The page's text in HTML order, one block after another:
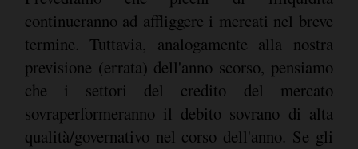
continueranno ad affliggere i mercati nel breve
termine. Tuttavia, analogamente alla nostra
previsione (errata) dell'anno scorso, pensiamo
che i settori del credito del mercato
sovraperformeranno il debito sovrano di alta
qualità/governativo nel corso dell'anno. Se gli